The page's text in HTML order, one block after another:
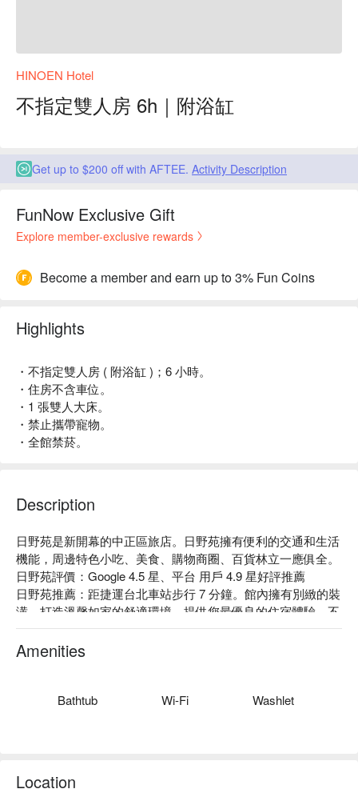
HINOEN Hotel
不指定雙人房 6h｜附浴缸
Get up to $200 off with AFTEE. Activity Description
FunNow Exclusive Gift
Explore member-exclusive rewards
Become a member and earn up to 3% Fun Coins
Highlights
・不指定雙人房 ( 附浴缸 )；6 小時。
・住房不含車位。
・1 張雙人大床。
・禁止攜帶寵物。
・全館禁菸。
Description
日野苑是新開幕的中正區旅店。日野苑擁有便利的交通和生活
機能，周邊特色小吃、美食、購物商圈、百貨林立一應俱全。
日野苑評價：Google 4.5 星、平台 用戶 4.9 星好評推薦
日野苑推薦：距捷運台北車站步行 7 分鐘。館內擁有別緻的裝
潢，打造溫馨如家的舒適環境，提供您最優良的住宿體驗，不
論是出差工作還是外出旅遊皆能滿足您的需求。
日野苑股份有限公司，統編：83550901。
Amenities
Bathtub Wi-Fi Washlet
Location